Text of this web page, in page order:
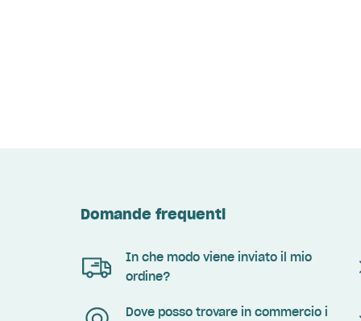
Domande frequenti
In che modo viene inviato il mio
ordine?
Dove posso trovare in commercio i